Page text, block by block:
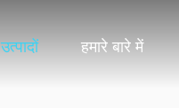
उत्पादों हमारे बारे में